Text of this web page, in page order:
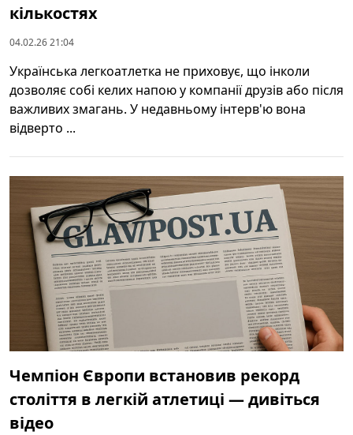
кількостях
04.02.26 21:04
Українська легкоатлетка не приховує, що інколи
дозволяє собі келих напою у компанії друзів або після
важливих змагань. У недавньому інтерв'ю вона
відверто ...
Чемпіон Європи встановив рекорд
століття в легкій атлетиці — дивіться
відео